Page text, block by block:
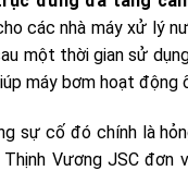
các nhà máy xử lý
một thời gian sử
máy bơm hoạt động
sự cố đó chính là
Thịnh Vương JSC đơn